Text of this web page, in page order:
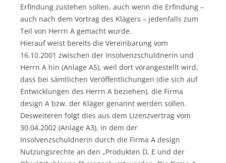
Erfindung zustehen sollen, auch wenn die Erfindung –
auch nach dem Vortrag des Klägers – jedenfalls zum
Teil von Herrn A gemacht wurde.
Hierauf weist bereits die Vereinbarung vom
16.10.2001 zwischen der Insolvenzschuldnerin und
Herrn A hin (Anlage A5), weil dort vorangestellt wird,
dass bei sämtlichen Veröffentlichungen (die sich auf
Entwicklungen des Herrn A beziehen), die Firma
design A bzw. der Kläger genannt werden sollen.
Desweiteren folgt dies aus dem Lizenzvertrag vom
30.04.2002 (Anlage A3), in dem der
Insolvenzschuldnerin durch die Firma A design
Nutzungsrechte an den „Produkten D, E und der